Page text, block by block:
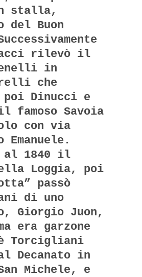
stalla,
del Buon
rilevò il
in
che
poi Dinucci e
Savoia
con via
al 1840 il
Loggia, poi
passò
di uno
Giorgio Juon,
era garzone
Torcigliani
Decanato in
Michele, e